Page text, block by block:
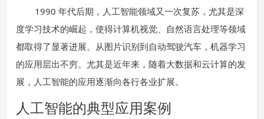
1990 年代后期，人工智能领域又一次复苏，尤其是深
度学习技术的崛起，使得计算机视觉、自然语言处理等领域
都取得了显著进展。从图片识别到自动驾驶汽车，机器学习
的应用层出不穷。尤其是近年来，随着大数据和云计算的发
展，人工智能的应用逐渐向各行各业扩展。
人工智能的典型应用案例